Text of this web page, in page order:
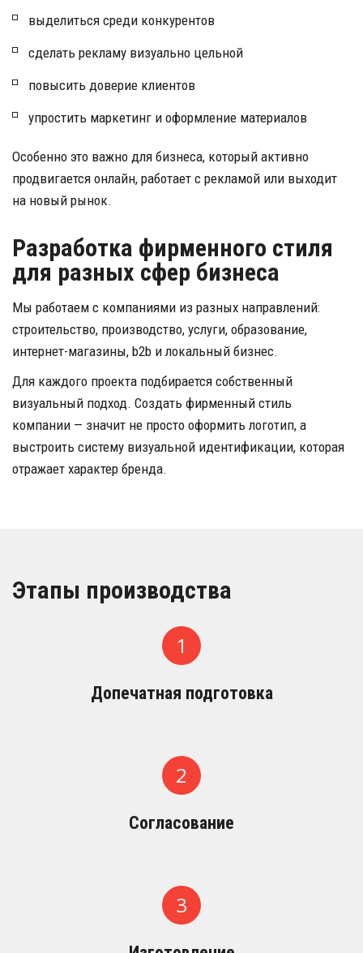
выделиться среди конкурентов
сделать рекламу визуально цельной
повысить доверие клиентов
упростить маркетинг и оформление материалов
Особенно это важно для бизнеса, который активно
продвигается онлайн, работает с рекламой или выходит
на новый рынок.
Разработка фирменного стиля
для разных сфер бизнеса
Мы работаем с компаниями из разных направлений:
строительство, производство, услуги, образование,
интернет-магазины, b2b и локальный бизнес.
Для каждого проекта подбирается собственный
визуальный подход. Создать фирменный стиль
компании — значит не просто оформить логотип, а
выстроить систему визуальной идентификации, которая
отражает характер бренда.
Этапы производства
Допечатная подготовка
Согласование